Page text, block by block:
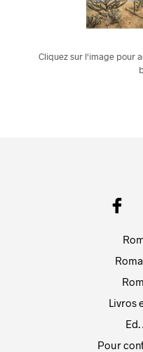
Cliquez sur l'image pour
Livros
Pour